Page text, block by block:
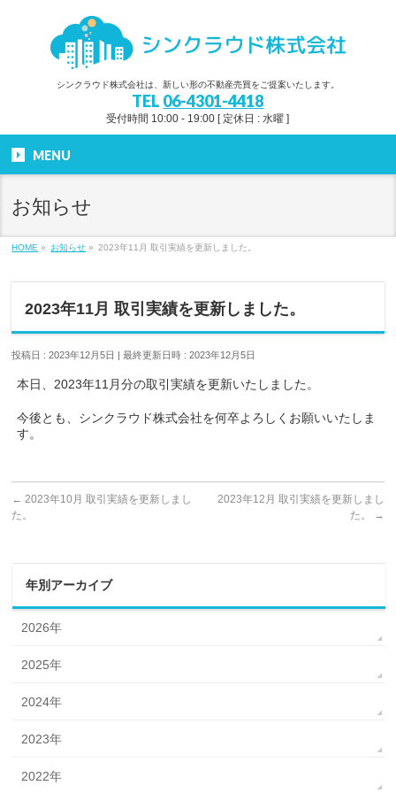
シンクラウド株式会社は、新しい形の不動産売買をご提案いたします。
TEL 06-4301-4418
受付時間 10:00 - 19:00 [ 定休日 : 水曜 ]
MENU
お知らせ
HOME » お知らせ » 2023年11月 取引実績を更新しました。
2023年11月 取引実績を更新しました。
投稿日 : 2023年12月5日 最終更新日時 : 2023年12月5日
本日、2023年11月分の取引実績を更新いたしました。
今後とも、シンクラウド株式会社を何卒よろしくお願いいたしま
す。
← 2023年10月 取引実績を更新しまし
た。
2023年12月 取引実績を更新しまし
た。
→
年別アーカイブ
2026年
2025年
2024年
2023年
2022年